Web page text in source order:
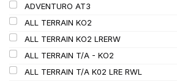
118/115
119/116
120
120/116
120/117
ADVENTURO AT3
ALL TERRAIN KO2
ALL TERRAIN KO2 LRERW
ALL TERRAIN T/A - KO2
ALL TERRAIN T/A K02 LRE RWL